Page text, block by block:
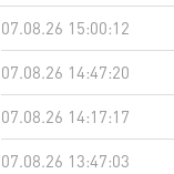
07.08.26 15:00:12
07.08.26 14:47:20
07.08.26 14:17:17
07.08.26 13:47:03